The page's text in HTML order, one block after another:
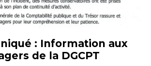
: Information aux
de la DGCPT